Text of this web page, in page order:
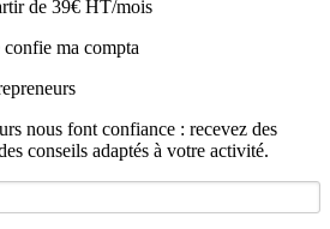
de 39€ HT/mois
confie ma compta
nous font confiance : recevez des
conseils adaptés à votre activité.